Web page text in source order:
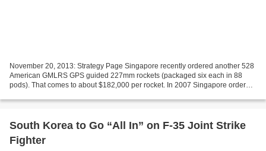
November 20, 2013: Strategy Page Singapore recently ordered another 528
American GMLRS GPS guided 227mm rockets (packaged six each in 88
pods). That comes to about $182,000 per rocket. In 2007 Singapore ordered
South Korea to Go “All In” on F-35 Joint Strike
Fighter